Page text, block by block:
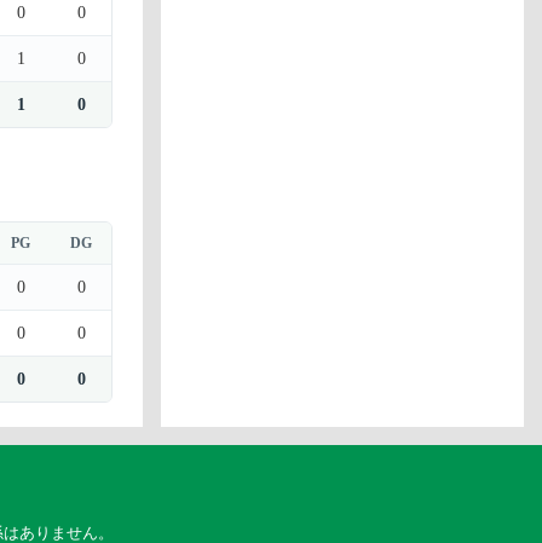
0 0
1 0
1 0
PG DG
0 0
0 0
0 0
ありません。